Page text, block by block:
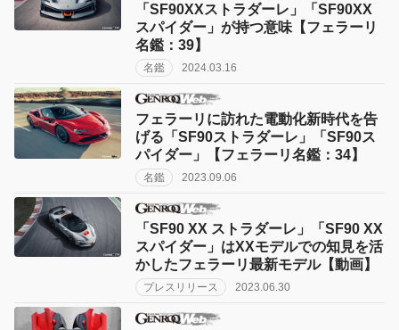
「SF90XXストラダーレ」「SF90XX
スパイダー」が持つ意味【フェラーリ
名鑑：39】
名鑑 2024.03.16
フェラーリに訪れた電動化新時代を告
げる「SF90ストラダーレ」「SF90ス
パイダー」【フェラーリ名鑑：34】
名鑑 2023.09.06
「SF90 XX ストラダーレ」「SF90 XX
スパイダー」はXXモデルでの知見を活
かしたフェラーリ最新モデル【動画】
プレスリリース 2023.06.30